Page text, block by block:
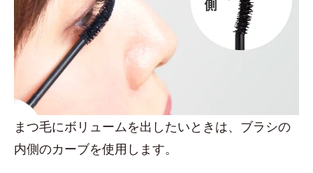
まつ毛にボリュームを出したいときは、ブラシの
内側のカーブを使用します。